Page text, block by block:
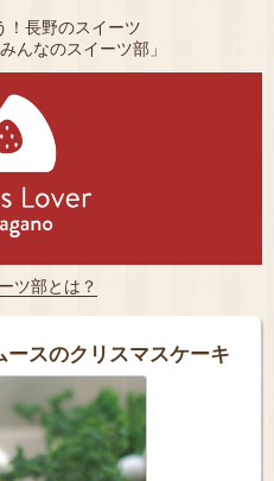
！長野のスイーツ
んなのスイーツ部」
ツ部とは？
スのクリスマスケーキ